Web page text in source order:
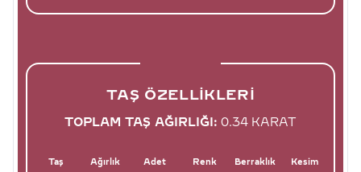
TAŞ ÖZELLIKLERI
TOPLAM TAŞ AĞIRLIĞI: 0.34 KARAT
Taş Ağırlık Adet Renk Berraklık Kesim